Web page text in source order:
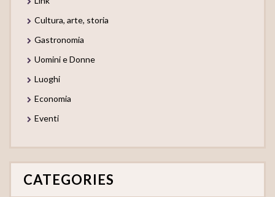
Cultura, arte, storia
Gastronomia
Uomini e Donne
Luoghi
Economia
Eventi
CATEGORIES